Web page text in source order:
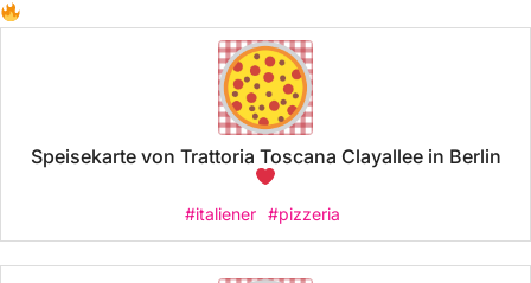
Speisekarte von Trattoria Toscana Clayallee in Berlin
#italiener #pizzeria